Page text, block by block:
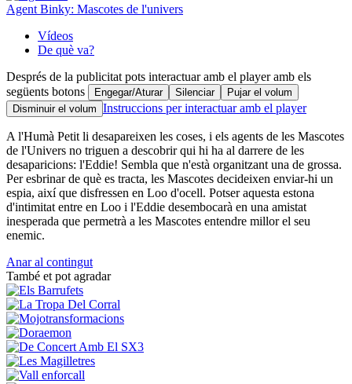
Agent Binky: Mascotes de l'univers
Vídeos
De què va?
Després de la publicitat pots interactuar amb el player amb els
següents botons
Engegar/Aturar Silenciar
Pujar el volum
Disminuir el volum Instruccions per interactuar amb el player
A l'Humà Petit li desapareixen les coses, i els agents de les Mascotes
de l'Univers no triguen a descobrir qui hi ha al darrere de les
desaparicions: l'Eddie! Sembla que n'està organitzant una de grossa.
Per esbrinar de què es tracta, les Mascotes decideixen enviar-hi un
espia, així que disfressen en Loo d'ocell. Potser aquesta estona
d'intimitat entre en Loo i l'Eddie desembocarà en una amistat
inesperada que permetrà a les Mascotes entendre millor el seu
enemic.
Anar al contingut
També et pot agradar